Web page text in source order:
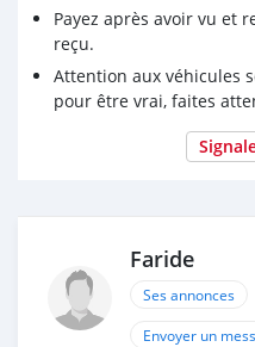
Payez après avoir vu et
reçu.
Attention aux véhicules
pour être vrai, faites
Faride
Ses annonces
Envoyer un